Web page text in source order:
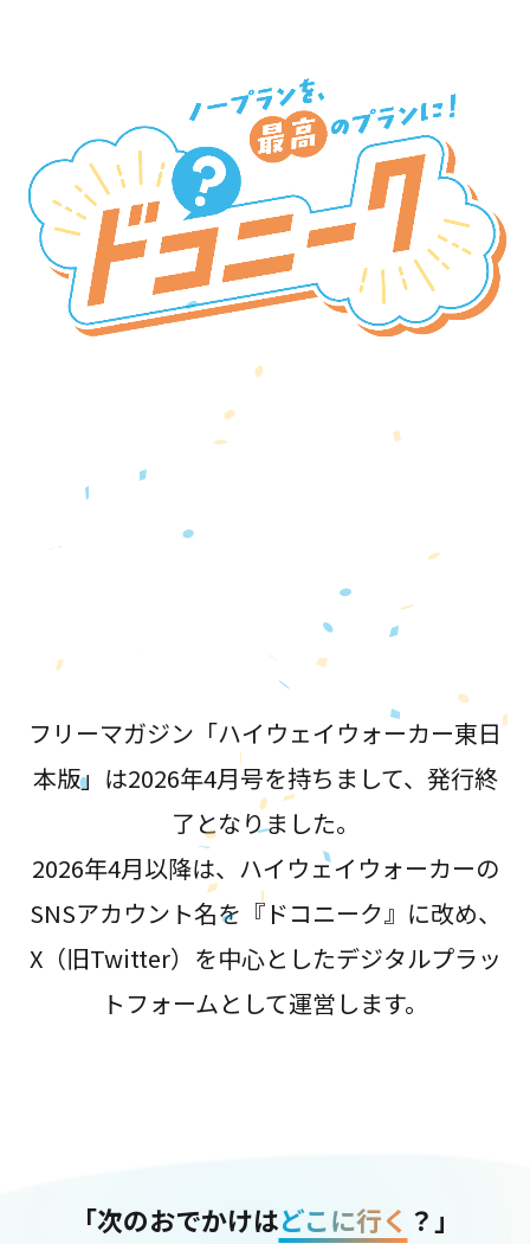
新SNSプラットフォーム
『ドコニーク』
フリーマガジン「ハイウェイウォーカー東日
本版」は2026年4月号を持ちまして、発行終
了となりました。
2026年4月以降は、ハイウェイウォーカーの
SNSアカウント名を『ドコニーク』に改め、
X（旧Twitter）を中心としたデジタルプラッ
トフォームとして運営します。
「次のおでかけはどこに行く ？」